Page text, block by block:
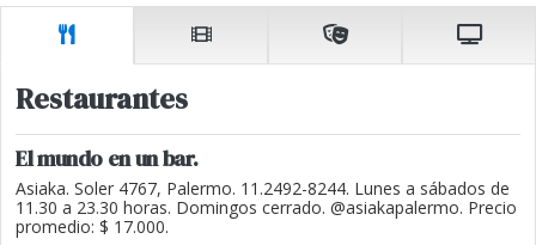
Restaurantes
El mundo en un bar.
Asiaka. Soler 4767, Palermo. 11.2492-8244. Lunes a sábados de
11.30 a 23.30 horas. Domingos cerrado. @asiakapalermo. Precio
promedio: $ 17.000.